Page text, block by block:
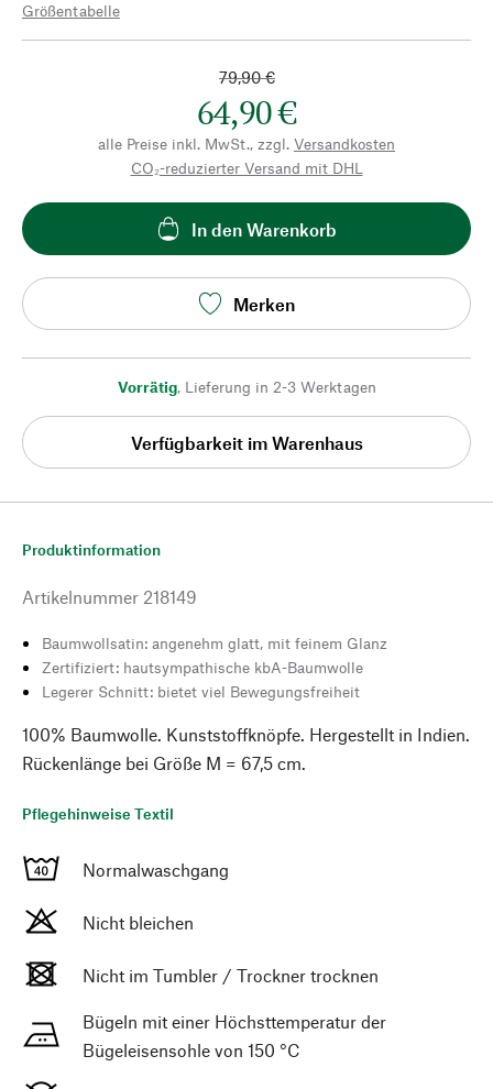
Größentabelle
79,90 €
64,90 €
alle Preise inkl. MwSt., zzgl. Versandkosten
CO₂-reduzierter Versand mit DHL
In den Warenkorb
Merken
Vorrätig, Lieferung in 2-3 Werktagen
Verfügbarkeit im Warenhaus
Produktinformation
Artikelnummer 218149
Baumwollsatin: angenehm glatt, mit feinem Glanz
Zertifiziert: hautsympathische kbA-Baumwolle
Legerer Schnitt: bietet viel Bewegungsfreiheit
100% Baumwolle. Kunststoffknöpfe. Hergestellt in Indien.
Rückenlänge bei Größe M = 67,5 cm.
Pflegehinweise Textil
Normalwaschgang
Nicht bleichen
Nicht im Tumbler / Trockner trocknen
Bügeln mit einer Höchsttemperatur der
Bügeleisensohle von 150 °C